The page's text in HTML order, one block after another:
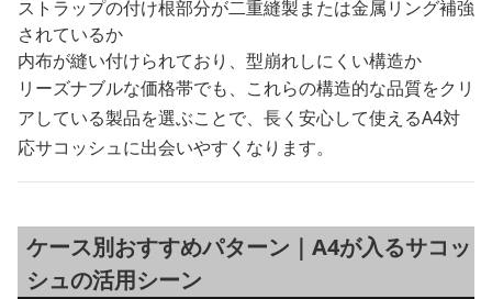
ストラップの付け根部分が二重縫製または金属リング補強
されているか
内布が縫い付けられており、型崩れしにくい構造か
リーズナブルな価格帯でも、これらの構造的な品質をクリ
アしている製品を選ぶことで、長く安心して使えるA4対
応サコッシュに出会いやすくなります。
ケース別おすすめパターン｜A4が入るサコッ
シュの活用シーン